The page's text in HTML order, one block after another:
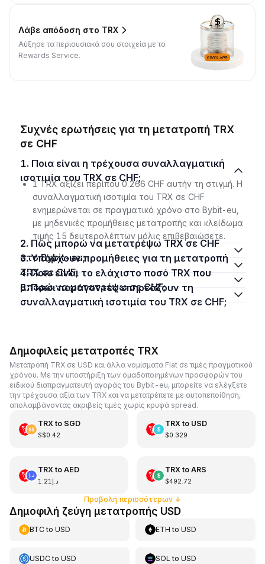
Λάβε απόδοση στο TRX
Αύξησε τα περιουσιακά σου στοιχεία με το
Rewards Service.
Συχνές ερωτήσεις για τη μετατροπή TRX
σε CHF
1. Ποια είναι η τρέχουσα συναλλαγματική
ισοτιμία του TRX σε CHF;
1 TRX αξίζει περίπου 0.266 CHF αυτήν τη στιγμή. Η
συναλλαγματική ισοτιμία του TRX σε CHF
ενημερώνεται σε πραγματικό χρόνο στο Bybit-eu,
με μηδενικές προμήθειες μετατροπής και κλείδωμα
τιμής 15 δευτερολέπτων μόλις επιβεβαιώσετε.
2. Πώς μπορώ να μετατρέψω TRX σε CHF
στο Bybit-eu;
3. Υπάρχουν προμήθειες για τη μετατροπή
TRX σε CHF;
4. Ποιο είναι το ελάχιστο ποσό TRX που
μπορώ να μετατρέψω σε CHF;
5. Ποιοι παράγοντες επηρεάζουν τη
συναλλαγματική ισοτιμία του TRX σε CHF;
Δημοφιλείς μετατροπές TRX
Μετατροπή TRX σε USD και άλλα νομίσματα Fiat σε τιμές πραγματικού
χρόνου. Με την υποστήριξη των ομαδοποιημένων προσφορών του
ειδικού διαπραγματευτή αγοράς του Bybit-eu, μπορείτε να ελέγξετε
την τρέχουσα αξία των TRX και να μετατρέπετε με αυτοπεποίθηση,
απολαμβάνοντας ακριβείς τιμές χωρίς κρυφά spread.
TRXto SGD
S$0.42
TRXto USD
$0.329
TRXto AED
د.إ1.21
TRXto ARS
$492.72
Προβολή περισσότερων↓
Δημοφιλή ζεύγη μετατροπής USD
BTCto USD ETH toUSD
USDCto USD SOL toUSD